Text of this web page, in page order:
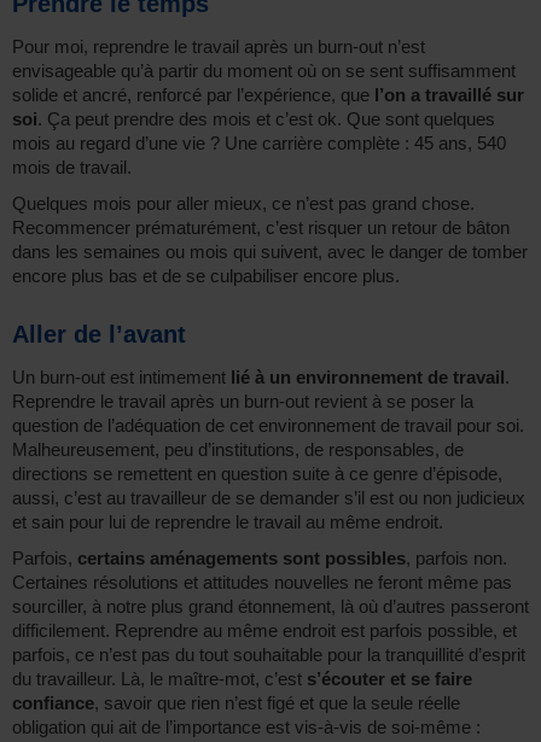
Pour moi, reprendre le travail après un burn-out n’est
envisageable qu’à partir du moment où on se sent suffisamment
solide et ancré, renforcé par l’expérience, que l’on a travaillé sur
soi. Ça peut prendre des mois et c’est ok. Que sont quelques
mois au regard d’une vie ? Une carrière complète : 45 ans, 540
mois de travail.
Quelques mois pour aller mieux, ce n’est pas grand chose.
Recommencer prématurément, c’est risquer un retour de bâton
dans les semaines ou mois qui suivent, avec le danger de tomber
encore plus bas et de se culpabiliser encore plus.
Aller de l’avant
Un burn-out est intimement lié à un environnement de travail .
Reprendre le travail après un burn-out revient à se poser la
question de l’adéquation de cet environnement de travail pour soi.
Malheureusement, peu d’institutions, de responsables, de
directions se remettent en question suite à ce genre d’épisode,
aussi, c’est au travailleur de se demander s’il est ou non judicieux
et sain pour lui de reprendre le travail au même endroit.
Parfois, certains aménagements sont possibles, parfois non.
Certaines résolutions et attitudes nouvelles ne feront même pas
sourciller, à notre plus grand étonnement, là où d’autres passeront
difficilement. Reprendre au même endroit est parfois possible, et
parfois, ce n’est pas du tout souhaitable pour la tranquillité d’esprit
du travailleur. Là, le maître-mot, c’est s’écouter et se faire
confiance, savoir que rien n’est figé et que la seule réelle
obligation qui ait de l’importance est vis-à-vis de soi-même :